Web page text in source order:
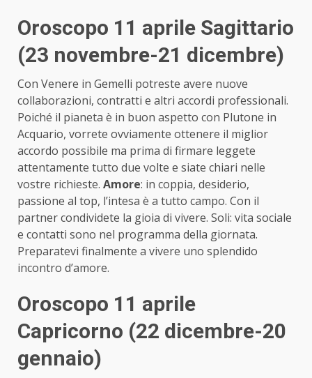
Oroscopo 11 aprile Sagittario
(23 novembre-21 dicembre)
Con Venere in Gemelli potreste avere nuove
collaborazioni, contratti e altri accordi professionali.
Poiché il pianeta è in buon aspetto con Plutone in
Acquario, vorrete ovviamente ottenere il miglior
accordo possibile ma prima di firmare leggete
attentamente tutto due volte e siate chiari nelle
vostre richieste. Amore: in coppia, desiderio,
passione al top, l’intesa è a tutto campo. Con il
partner condividete la gioia di vivere. Soli: vita sociale
e contatti sono nel programma della giornata.
Preparatevi finalmente a vivere uno splendido
incontro d’amore.
Oroscopo 11 aprile
Capricorno (22 dicembre-20
gennaio)